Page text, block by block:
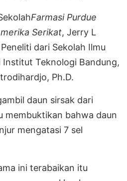
Farmasi Purdue
Serikat, Jerry L
dari Sekolah Ilmu
Teknologi Bandung,
Ph.D.
daun sirsak dari
membuktikan bahwa daun
mengatasi 7 sel
ini terabaikan itu